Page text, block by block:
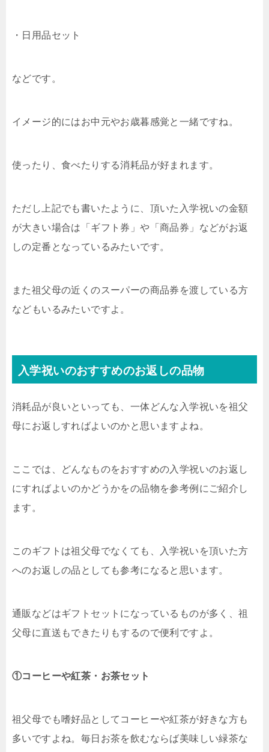
・日用品セット
などです。
イメージ的にはお中元やお歳暮感覚と一緒ですね。
使ったり、食べたりする消耗品が好まれます。
ただし上記でも書いたように、頂いた入学祝いの金額
が大きい場合は「ギフト券」や「商品券」などがお返
しの定番となっているみたいです。
また祖父母の近くのスーパーの商品券を渡している方
などもいるみたいですよ。
入学祝いのおすすめのお返しの品物
消耗品が良いといっても、一体どんな入学祝いを祖父
母にお返しすればよいのかと思いますよね。
ここでは、どんなものをおすすめの入学祝いのお返し
にすればよいのかどうかをの品物を参考例にご紹介し
ます。
このギフトは祖父母でなくても、入学祝いを頂いた方
へのお返しの品としても参考になると思います。
通販などはギフトセットになっているものが多く、祖
父母に直送もできたりもするので便利ですよ。
①コーヒーや紅茶・お茶セット
祖父母でも嗜好品としてコーヒーや紅茶が好きな方も
多いですよね。毎日お茶を飲むならば美味しい緑茶な